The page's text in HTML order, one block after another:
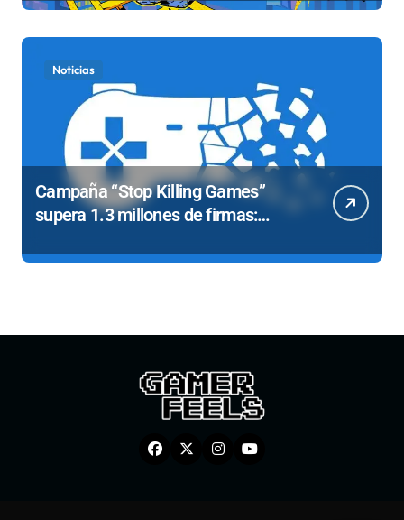
Noticias
Campaña “Stop Killing Games”
supera 1.3 millones de firmas:
tras casos polemicos como el